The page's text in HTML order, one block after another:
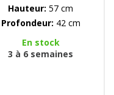
Hauteur: 57 cm
Profondeur: 42 cm
En stock
3 à 6 semaines